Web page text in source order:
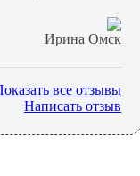
Ирина Омск
все отзывы
Написать отзыв